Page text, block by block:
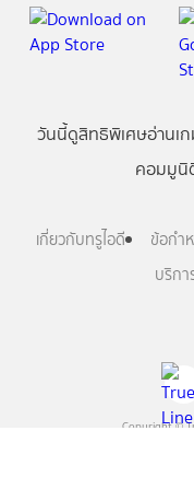
Copyright ©
วันนี้ดูสิทธิพิเศษอ่านเ
คอมมูนิ
เกี่ยวกับทรูไอดี ข้อกำ
บริกา